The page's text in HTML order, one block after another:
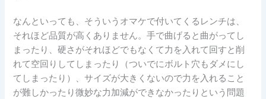
なんといっても、そういうオマケで付いてくるレンチは、
それほど品質が高くありません。手で曲げると曲がってし
まったり、硬さがそれほどでもなくて力を入れて回すと削
れて空回りしてしまったり（ついでにボルト穴もダメにし
てしまったり）、サイズが大きくないので力を入れること
が難しかったり微妙な力加減ができなかったりという問題